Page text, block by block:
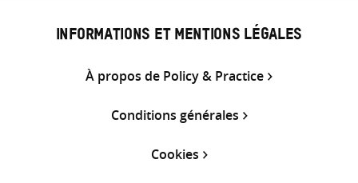
INFORMATIONS ET MENTIONS LÉGALES
À propos de Policy & Practice
Conditions générales
Cookies